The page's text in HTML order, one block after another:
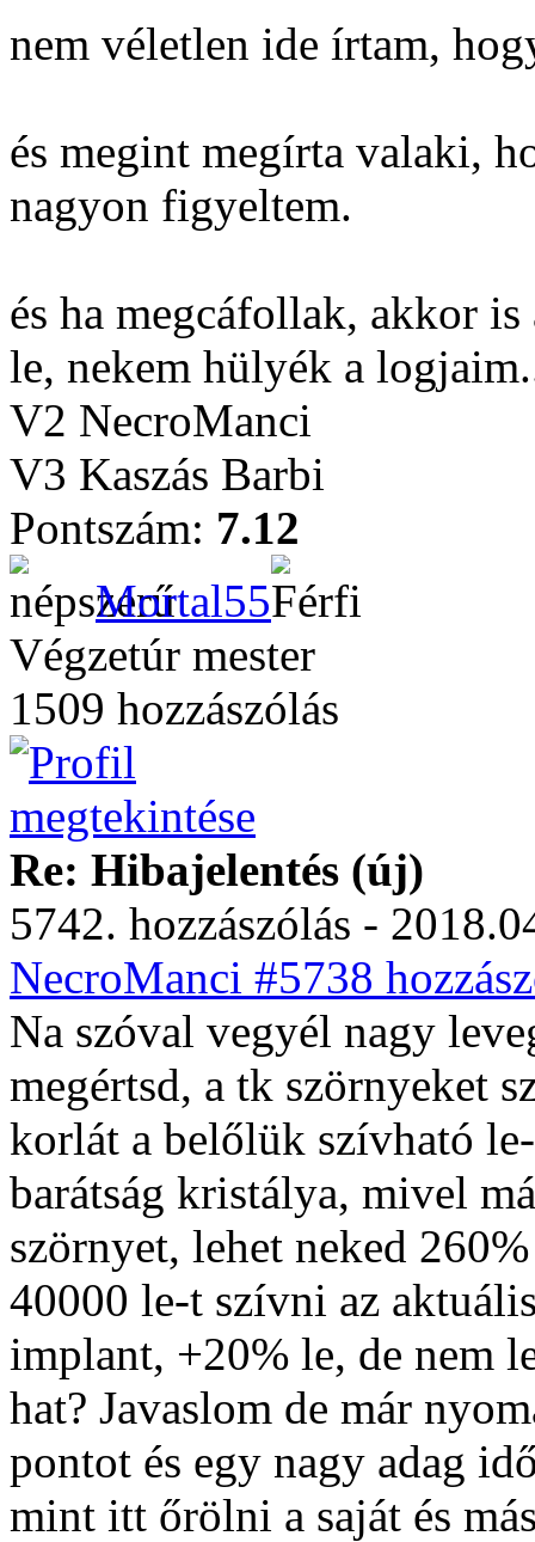
nem véletlen ide írtam,
és megint megírta valaki,
nagyon figyeltem.
és ha megcáfollak, akkor
le, nekem hülyék a
V2 NecroManci
V3 Kaszás Barbi
Pontszám: 7.12
Mortal55
Végzetúr mester
1509 hozzászólás
Re: Hibajelentés (új)
5742. hozzászólás -
NecroManci #5738
Na szóval vegyél nagy
megértsd, a tk szörnyeket
korlát a belőlük szívható
barátság kristálya, mivel
szörnyet, lehet neked
40000 le-t szívni az
implant, +20% le, de nem
hat? Javaslom de már
pontot és egy nagy adag
mint itt őrölni a saját és